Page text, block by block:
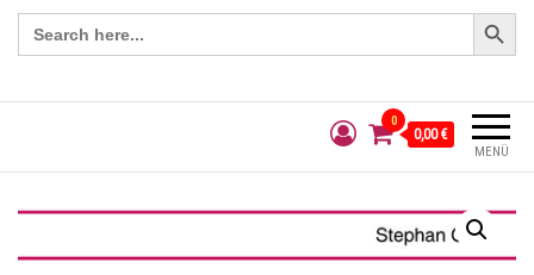
Search
for:
Search Button
MENÜ
0
0,00 €